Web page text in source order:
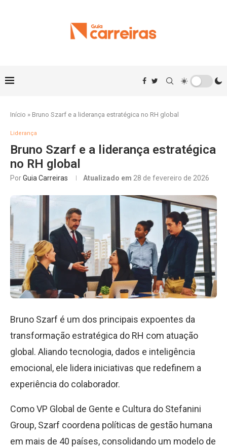
Início » Bruno Szarf e a liderança estratégica no RH global
Liderança
Bruno Szarf e a liderança estratégica
no RH global
PorGuia Carreiras Atualizado em 28 de fevereiro de 2026
Bruno Szarf é um dos principais expoentes da
transformação estratégica do RH com atuação
global. Aliando tecnologia, dados e inteligência
emocional, ele lidera iniciativas que redefinem a
experiência do colaborador.
Como VP Global de Gente e Cultura do Stefanini
Group, Szarf coordena políticas de gestão humana
em mais de 40 países, consolidando um modelo de